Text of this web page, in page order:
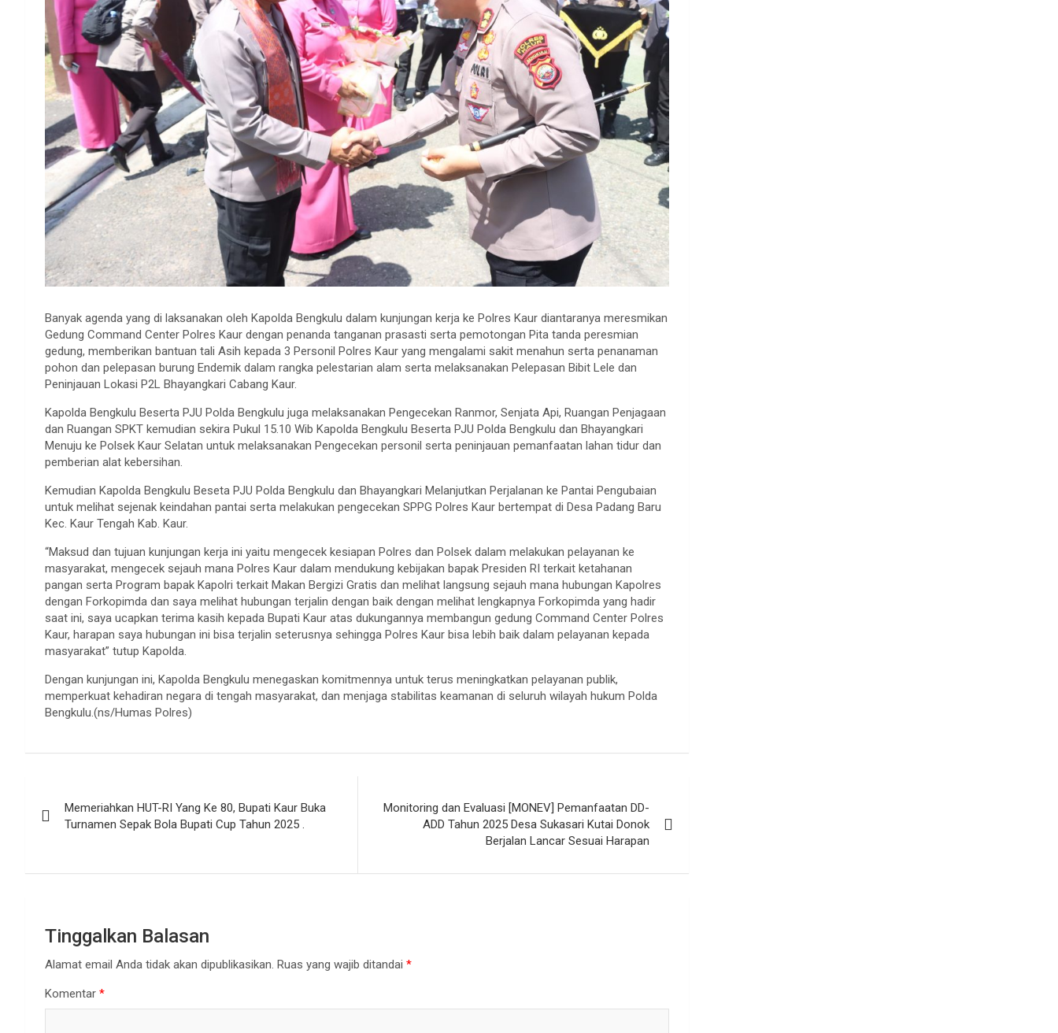
Banyak agenda yang di laksanakan oleh Kapolda Bengkulu dalam kunjungan kerja ke Polres Kaur diantaranya meresmikan
Gedung Command Center Polres Kaur dengan penanda tanganan prasasti serta pemotongan Pita tanda peresmian
gedung, memberikan bantuan tali Asih kepada 3 Personil Polres Kaur yang mengalami sakit menahun serta penanaman
pohon dan pelepasan burung Endemik dalam rangka pelestarian alam serta melaksanakan Pelepasan Bibit Lele dan
Peninjauan Lokasi P2L Bhayangkari Cabang Kaur.
Kapolda Bengkulu Beserta PJU Polda Bengkulu juga melaksanakan Pengecekan Ranmor, Senjata Api, Ruangan Penjagaan
dan Ruangan SPKT kemudian sekira Pukul 15.10 Wib Kapolda Bengkulu Beserta PJU Polda Bengkulu dan Bhayangkari
Menuju ke Polsek Kaur Selatan untuk melaksanakan Pengecekan personil serta peninjauan pemanfaatan lahan tidur dan
pemberian alat kebersihan.
Kemudian Kapolda Bengkulu Beseta PJU Polda Bengkulu dan Bhayangkari Melanjutkan Perjalanan ke Pantai Pengubaian
untuk melihat sejenak keindahan pantai serta melakukan pengecekan SPPG Polres Kaur bertempat di Desa Padang Baru
Kec. Kaur Tengah Kab. Kaur.
“Maksud dan tujuan kunjungan kerja ini yaitu mengecek kesiapan Polres dan Polsek dalam melakukan pelayanan ke
masyarakat, mengecek sejauh mana Polres Kaur dalam mendukung kebijakan bapak Presiden RI terkait ketahanan
pangan serta Program bapak Kapolri terkait Makan Bergizi Gratis dan melihat langsung sejauh mana hubungan Kapolres
dengan Forkopimda dan saya melihat hubungan terjalin dengan baik dengan melihat lengkapnya Forkopimda yang hadir
saat ini, saya ucapkan terima kasih kepada Bupati Kaur atas dukungannya membangun gedung Command Center Polres
Kaur, harapan saya hubungan ini bisa terjalin seterusnya sehingga Polres Kaur bisa lebih baik dalam pelayanan kepada
masyarakat” tutup Kapolda.
Dengan kunjungan ini, Kapolda Bengkulu menegaskan komitmennya untuk terus meningkatkan pelayanan publik,
memperkuat kehadiran negara di tengah masyarakat, dan menjaga stabilitas keamanan di seluruh wilayah hukum Polda
Bengkulu.(ns/Humas Polres)
pos
Memeriahkan HUT-RI Yang Ke 80, Bupati Kaur Buka
Turnamen Sepak Bola Bupati Cup Tahun 2025 .
Monitoring dan Evaluasi [MONEV] Pemanfaatan DD-
ADD Tahun 2025 Desa Sukasari Kutai Donok
Berjalan Lancar Sesuai Harapan
Tinggalkan Balasan
Alamat email Anda tidak akan dipublikasikan. Ruas yang wajib ditandai *
Komentar *